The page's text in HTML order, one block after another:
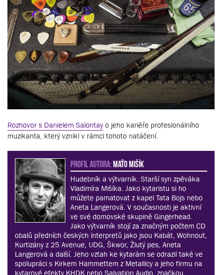
Rozhovor s Danielem Salontay o jeho kariéře profesionálního
muzikanta, který vznikl v rámci tohoto natáčení.
PROFIL AUTORA:Maťo Mišík
Hudebník a výtvarník. Starší syn zpěváka
Vladimíra Mišíka. Jako kytaristu si ho
můžete pamatovat z kapel Tata Bojs nebo
Aneta Langerová. V současnosti je aktivní
ve své domovské skupině Gingerhead.
Jako výtvarník stojí za značným počtem CD
obalů předních českých interpretů jako jsou Kabát, Wohnout,
Kurtizány z 25 Avenue, UDG, Škwor, Žlutý pes, Aneta
Langerová a další. Jeho vztah ke kytarám se odrazil také ve
spolupráci s Kirkem Hammettem z Metallicy a jeho firmu na
kytarové efekty KHDK nebo Salvation Audio, značkou